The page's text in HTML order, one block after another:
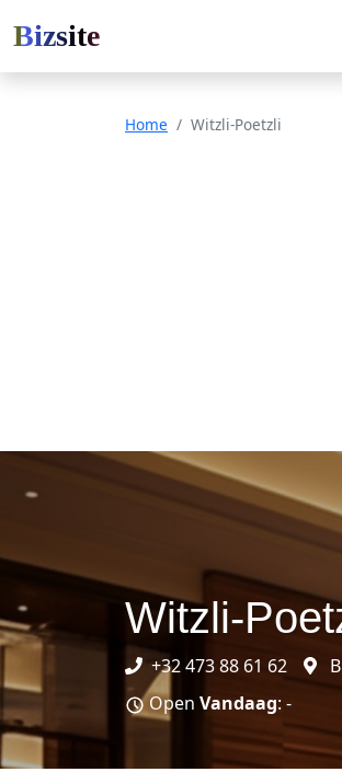
Bizsite
Home Witzli-Poetzli
Witzli-
+32 473 88 61 62
Open Vandaag: -